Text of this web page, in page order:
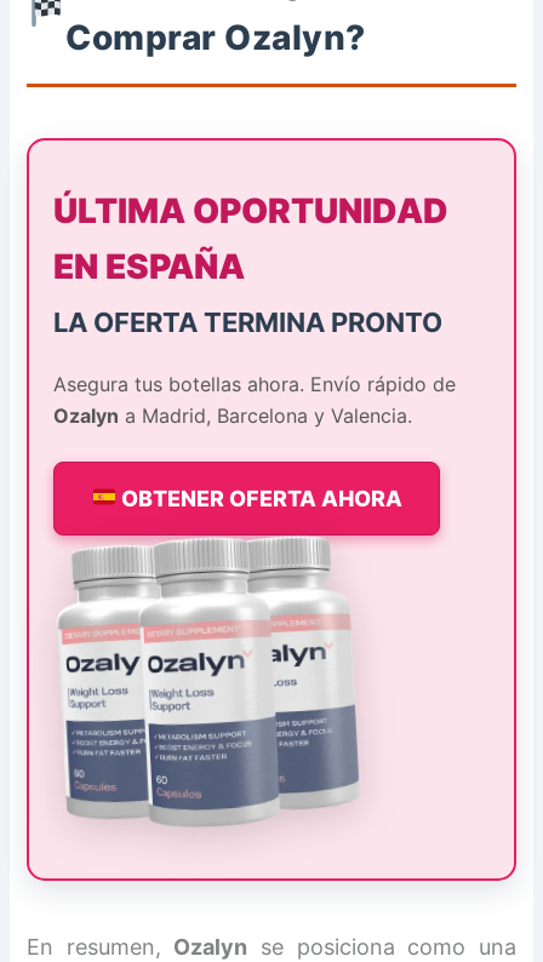
Comprar Ozalyn?
ÚLTIMA OPORTUNIDAD
EN ESPAÑA
LA OFERTA TERMINA PRONTO
Asegura tus botellas ahora. Envío rápido de
Ozalyn a Madrid, Barcelona y Valencia.
OBTENER OFERTA AHORA
En resumen, Ozalyn se posiciona como una